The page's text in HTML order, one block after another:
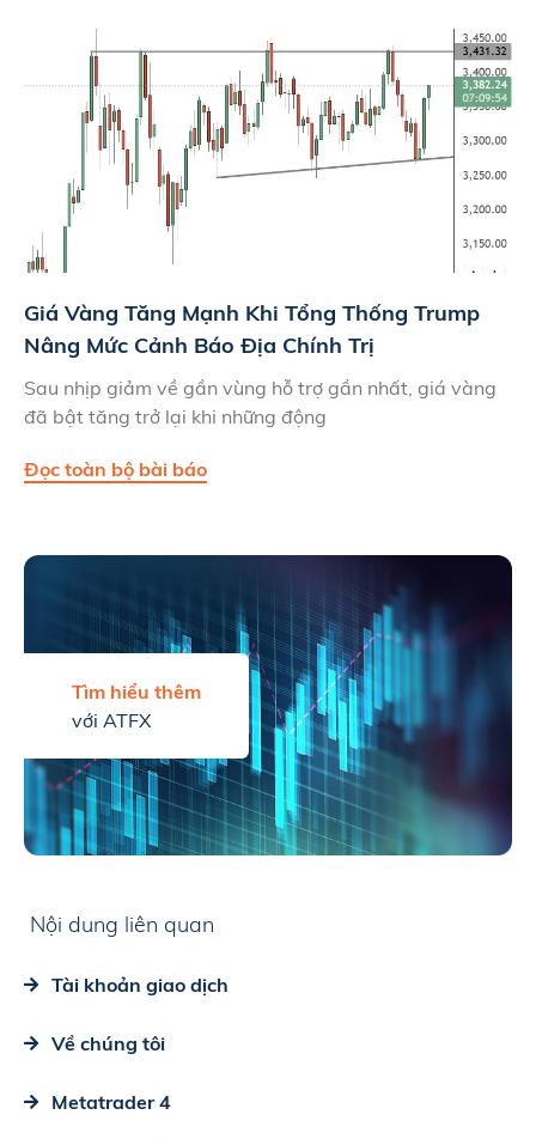
Giá Vàng Tăng Mạnh Khi Tổng Thống Trump
Nâng Mức Cảnh Báo Địa Chính Trị
Sau nhịp giảm về gần vùng hỗ trợ gần nhất, giá vàng
đã bật tăng trở lại khi những động
Đọc toàn bộ bài báo
Tìm hiểu thêm
với ATFX
Nội dung liên quan
Tài khoản giao dịch
Về chúng tôi
Metatrader 4